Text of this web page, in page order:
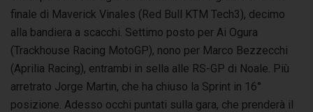
finale di Maverick Vinales (Red Bull KTM Tech3), decimo
alla bandiera a scacchi. Settimo posto per Ai Ogura
(Trackhouse Racing MotoGP), nono per Marco Bezzecchi
(Aprilia Racing), entrambi in sella alle RS-GP di Noale. Più
arretrato Jorge Martin, che ha chiuso la Sprint in 16°
posizione. Adesso occhi puntati sulla gara, che prenderà il